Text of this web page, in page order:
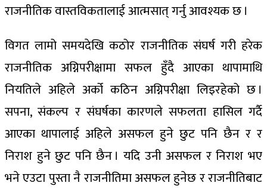
राजनीतिक वास्तविकतालाई आत्मसात् गर्नु आवश्यक छ ।
विगत लामो समयदेखि कठोर राजनीतिक संघर्ष गरी हरेक
राजनीतिक अग्निपरीक्षामा सफल हुँदै आएका थापामाथि
नियतिले अहिले अर्को कठिन अग्निपरीक्षा लिइरहेको छ ।
सपना, संकल्प र संघर्षका कारणले सफलता हासिल गर्दै
आएका थापालाई अहिले असफल हुने छुट पनि छैन र र
निराश हुने छुट पनि छैन । यदि उनी असफल र निराश भए
भने एउटा पुस्ता नै राजनीतिमा असफल हुनेछ र राजनीतिबाट